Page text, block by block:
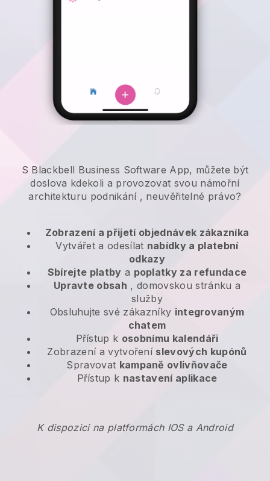
S Blackbell Business Software App, můžete být
doslova kdekoli a provozovat svou námořní
architekturu podnikání, neuvěřitelné právo?
Zobrazení a přijetí objednávek zákazníka
Vytvářet a odesílat nabídky a platební
odkazy
Sbírejte platby a poplatky za refundace
Upravte obsah , domovskou stránku a
služby
Obsluhujte své zákazníky integrovaným
chatem
Přístup k osobnímu kalendáři
Zobrazení a vytvoření slevových kupónů
Spravovat kampaně ovlivňovače
Přístup k nastavení aplikace
K dispozici na platformách IOS a Android